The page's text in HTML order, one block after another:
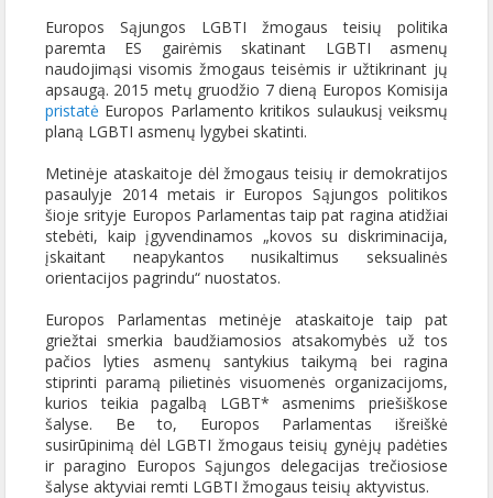
Europos Sąjungos LGBTI žmogaus teisių politika
paremta ES gairėmis skatinant LGBTI asmenų
naudojimąsi visomis žmogaus teisėmis ir užtikrinant jų
apsaugą. 2015 metų gruodžio 7 dieną Europos Komisija
pristatė Europos Parlamento kritikos sulaukusį veiksmų
planą LGBTI asmenų lygybei skatinti.
Metinėje ataskaitoje dėl žmogaus teisių ir demokratijos
pasaulyje 2014 metais ir Europos Sąjungos politikos
šioje srityje Europos Parlamentas taip pat ragina atidžiai
stebėti, kaip įgyvendinamos „kovos su diskriminacija,
įskaitant neapykantos nusikaltimus seksualinės
orientacijos pagrindu“ nuostatos.
Europos Parlamentas metinėje ataskaitoje taip pat
griežtai smerkia baudžiamosios atsakomybės už tos
pačios lyties asmenų santykius taikymą bei ragina
stiprinti paramą pilietinės visuomenės organizacijoms,
kurios teikia pagalbą LGBT* asmenims priešiškose
šalyse. Be to, Europos Parlamentas išreiškė
susirūpinimą dėl LGBTI žmogaus teisių gynėjų padėties
ir paragino Europos Sąjungos delegacijas trečiosiose
šalyse aktyviai remti LGBTI žmogaus teisių aktyvistus.